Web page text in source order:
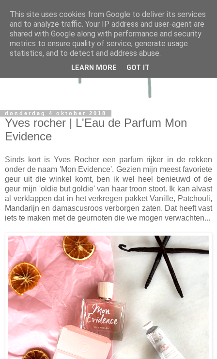
donderdag 4 oktober 2018
Yves rocher | L'Eau de Parfum Mon
Evidence
Sinds kort is Yves Rocher een parfum rijker in de rekken
onder de naam 'Mon Evidence'. Gezien mijn meest favoriete
geur uit die winkel komt, ben ik wel heel benieuwd of de
geur mijn 'oldie but goldie' van haar troon stoot. Ik kan alvast
al verklappen dat in het verkregen pakket Vanille, Patchouli,
Mandarijn en damascusroos verborgen zaten. Dat heeft vast
iets te maken met de geurnoten die we mogen verwachten...
This site uses cookies from Google to deliver its services
and to analyze traffic. Your IP address and user-agent are
shared with Google along with performance and security
metrics to ensure quality of service, generate usage
statistics, and to detect and address abuse.
LEARN MORE GOT IT